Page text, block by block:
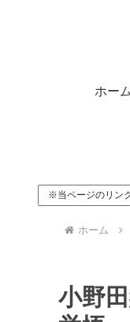
ホーム
※当ページのリン
ホーム
小野